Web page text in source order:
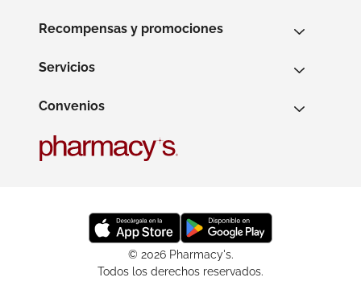
Recompensas y promociones
Servicios
Convenios
© 2026 Pharmacy's.
Todos los derechos reservados.